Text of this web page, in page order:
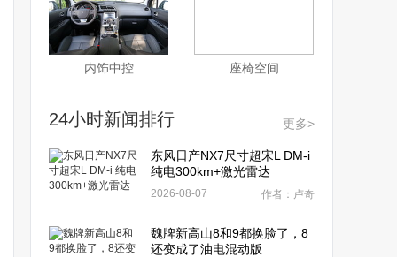
内饰中控 座椅空间
24小时新闻排行 更多>
东风日产NX7尺寸超宋L DM-i
纯电300km+激光雷达
2026-08-07 作者：卢奇
魏牌新高山8和9都换脸了，8
还变成了油电混动版